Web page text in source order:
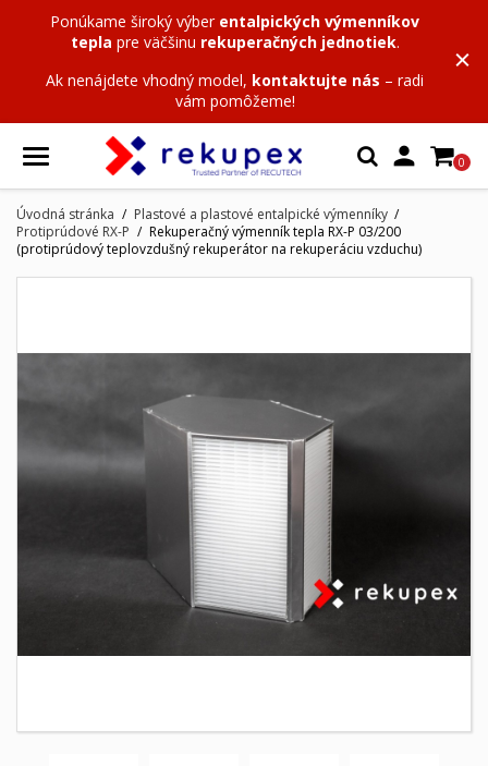
Ponúkame široký výber entalpických výmenníkov
tepla pre väčšinu rekuperačných jednotiek.
Ak nenájdete vhodný model, kontaktujte nás – radi
vám pomôžeme!
 0
Úvodná stránka
Plastové a plastové entalpické výmenníky
Protiprúdové RX-P
Rekuperačný výmenník tepla RX-P 03/200
(protiprúdový teplovzdušný rekuperátor na rekuperáciu vzduchu)